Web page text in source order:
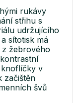
rukávy
střihu s
udržujícího
sítotisk má
žebrového
v
začištěn
švů